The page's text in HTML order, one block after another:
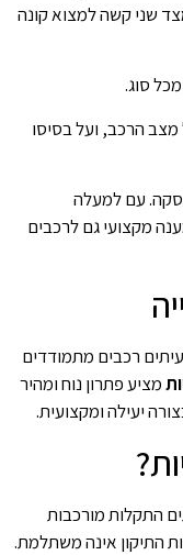
שני קשה למצוא קונה
סוג.
הרכב, ועל בסיסו
עם למעלה
מקצועי גם לרכבים
רכבים מתמודדים
מציע פתרון נוח ומהיר
יעילה ומקצועית.
התקלות מורכבות
התיקון אינה משתלמת.